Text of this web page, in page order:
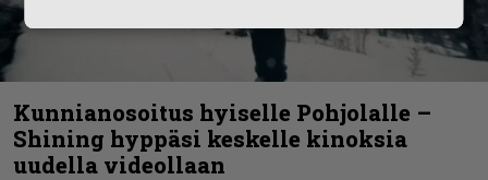
Kunnianosoitus hyiselle Pohjolalle –
Shining hyppäsi keskelle kinoksia
uudella videollaan